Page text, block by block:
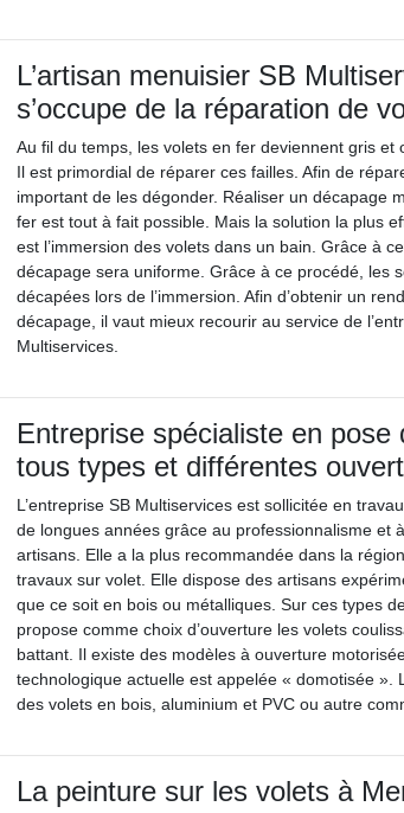
L’artisan menuisier SB
s’occupe de la réparation de
Au fil du temps, les volets en fer deviennent gris et
Il est primordial de réparer ces failles. Afin de
important de les dégonder. Réaliser un décapage
fer est tout à fait possible. Mais la solution la plus
est l’immersion des volets dans un bain. Grâce à
décapage sera uniforme. Grâce à ce procédé, les
décapées lors de l’immersion. Afin d’obtenir un
décapage, il vaut mieux recourir au service de
Multiservices.
Entreprise spécialiste en pose
tous types et différentes
L’entreprise SB Multiservices est sollicitée en
de longues années grâce au professionnalisme et
artisans. Elle a la plus recommandée dans la
travaux sur volet. Elle dispose des artisans
que ce soit en bois ou métalliques. Sur ces types
propose comme choix d’ouverture les volets
battant. Il existe des modèles à ouverture
technologique actuelle est appelée « domotisée ».
des volets en bois, aluminium et PVC ou autre
La peinture sur les volets à